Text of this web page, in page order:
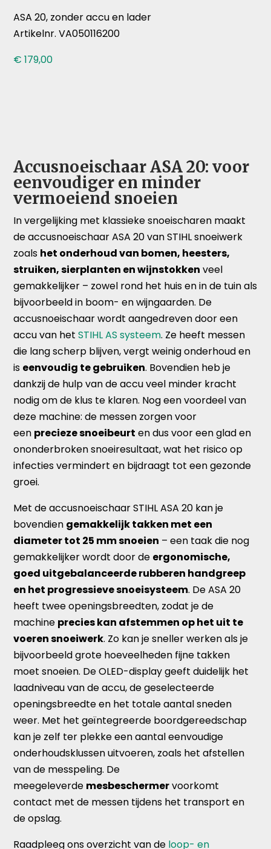
ASA 20, zonder accu en lader
Artikelnr. VA050116200
€ 179,00
Accusnoeischaar ASA 20: voor
eenvoudiger en minder
vermoeiend snoeien
In vergelijking met klassieke snoeischaren maakt
de accusnoeischaar ASA 20 van STIHL snoeiwerk
zoals het onderhoud van bomen, heesters,
struiken, sierplanten en wijnstokken veel
gemakkelijker – zowel rond het huis en in de tuin als
bijvoorbeeld in boom- en wijngaarden. De
accusnoeischaar wordt aangedreven door een
accu van hetSTIHL AS systeem. Ze heeft messen
die lang scherp blijven, vergt weinig onderhoud en
is eenvoudig te gebruiken. Bovendien heb je
dankzij de hulp van de accu veel minder kracht
nodig om de klus te klaren. Nog een voordeel van
deze machine: de messen zorgen voor
een precieze snoeibeurt en dus voor een glad en
ononderbroken snoeiresultaat, wat het risico op
infecties vermindert en bijdraagt tot een gezonde
groei.
Met de accusnoeischaar STIHL ASA 20 kan je
bovendien gemakkelijk takken met een
diameter tot 25 mm snoeien – een taak die nog
gemakkelijker wordt door de ergonomische,
goed uitgebalanceerde rubberen handgreep
en het progressieve snoeisysteem. De ASA 20
heeft twee openingsbreedten, zodat je de
machine precies kan afstemmen op het uit te
voeren snoeiwerk. Zo kan je sneller werken als je
bijvoorbeeld grote hoeveelheden fijne takken
moet snoeien. De OLED-display geeft duidelijk het
laadniveau van de accu, de geselecteerde
openingsbreedte en het totale aantal sneden
weer. Met het geïntegreerde boordgereedschap
kan je zelf ter plekke een aantal eenvoudige
onderhoudsklussen uitvoeren, zoals het afstellen
van de messpeling. De
meegeleverde mesbeschermervoorkomt
contact met de messen tijdens het transport en
de opslag.
Raadpleeg ons overzicht van de loop- en